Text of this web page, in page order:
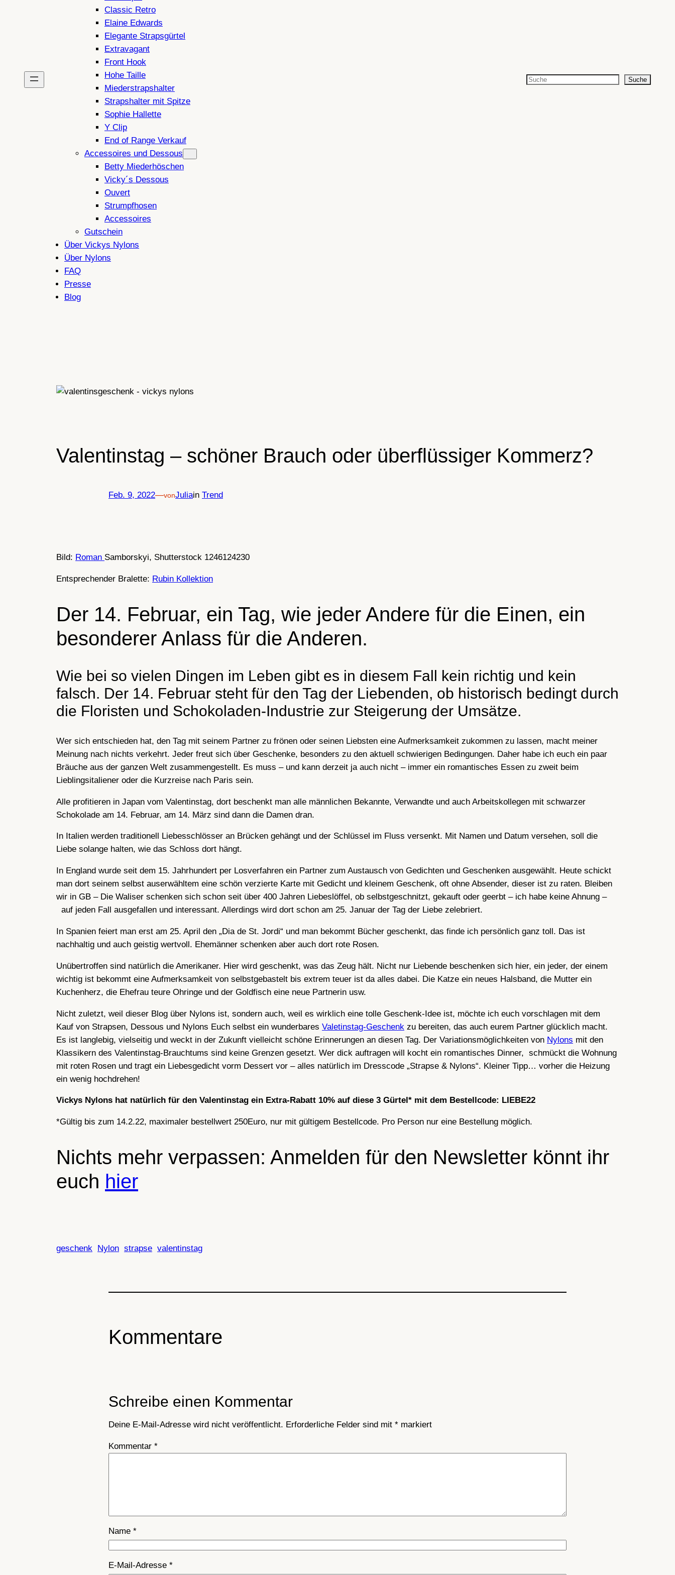
Classic Retro
Elaine Edwards
Elegante Strapsgürtel
Extravagant
Front Hook
Hohe Taille
Miederstrapshalter
Strapshalter mit Spitze
Sophie Hallette
Y Clip
End of Range Verkauf
Accessoires und Dessous
Betty Miederhöschen
Vicky´s Dessous
Ouvert
Strumpfhosen
Accessoires
Gutschein
Über Vickys Nylons
Über Nylons
FAQ
Presse
Blog
Suchen Suche
Valentinstag – schöner Brauch oder überflüssiger Kommerz?
Feb. 9, 2022—vonJuliain Trend
Bild: Roman Samborskyi, Shutterstock 1246124230
Entsprechender Bralette: Rubin Kollektion
Der 14. Februar, ein Tag, wie jeder Andere für die Einen, ein
besonderer Anlass für die Anderen.
Wie bei so vielen Dingen im Leben gibt es in diesem Fall kein richtig und kein
falsch. Der 14. Februar steht für den Tag der Liebenden, ob historisch bedingt durch
die Floristen und Schokoladen-Industrie zur Steigerung der Umsätze.
Wer sich entschieden hat, den Tag mit seinem Partner zu frönen oder seinen Liebsten eine Aufmerksamkeit zukommen zu lassen, macht meiner
Meinung nach nichts verkehrt. Jeder freut sich über Geschenke, besonders zu den aktuell schwierigen Bedingungen. Daher habe ich euch ein paar
Bräuche aus der ganzen Welt zusammengestellt. Es muss – und kann derzeit ja auch nicht – immer ein romantisches Essen zu zweit beim
Lieblingsitaliener oder die Kurzreise nach Paris sein.
Alle profitieren in Japan vom Valentinstag, dort beschenkt man alle männlichen Bekannte, Verwandte und auch Arbeitskollegen mit schwarzer
Schokolade am 14. Februar, am 14. März sind dann die Damen dran.
In Italien werden traditionell Liebesschlösser an Brücken gehängt und der Schlüssel im Fluss versenkt. Mit Namen und Datum versehen, soll die
Liebe solange halten, wie das Schloss dort hängt.
In England wurde seit dem 15. Jahrhundert per Losverfahren ein Partner zum Austausch von Gedichten und Geschenken ausgewählt. Heute schickt
man dort seinem selbst auserwähltem eine schön verzierte Karte mit Gedicht und kleinem Geschenk, oft ohne Absender, dieser ist zu raten. Bleiben
wir in GB – Die Waliser schenken sich schon seit über 400 Jahren Liebeslöffel, ob selbstgeschnitzt, gekauft oder geerbt – ich habe keine Ahnung –
auf jeden Fall ausgefallen und interessant. Allerdings wird dort schon am 25. Januar der Tag der Liebe zelebriert.
In Spanien feiert man erst am 25. April den „Dia de St. Jordi“ und man bekommt Bücher geschenkt, das finde ich persönlich ganz toll. Das ist
nachhaltig und auch geistig wertvoll. Ehemänner schenken aber auch dort rote Rosen.
Unübertroffen sind natürlich die Amerikaner. Hier wird geschenkt, was das Zeug hält. Nicht nur Liebende beschenken sich hier, ein jeder, der einem
wichtig ist bekommt eine Aufmerksamkeit von selbstgebastelt bis extrem teuer ist da alles dabei. Die Katze ein neues Halsband, die Mutter ein
Kuchenherz, die Ehefrau teure Ohringe und der Goldfisch eine neue Partnerin usw.
Nicht zuletzt, weil dieser Blog über Nylons ist, sondern auch, weil es wirklich eine tolle Geschenk-Idee ist, möchte ich euch vorschlagen mit dem
Kauf von Strapsen, Dessous und Nylons Euch selbst ein wunderbares Valetinstag-Geschenk zu bereiten, das auch eurem Partner glücklich macht.
Es ist langlebig, vielseitig und weckt in der Zukunft vielleicht schöne Erinnerungen an diesen Tag. Der Variationsmöglichkeiten von Nylons mit den
Klassikern des Valentinstag-Brauchtums sind keine Grenzen gesetzt. Wer dick auftragen will kocht ein romantisches Dinner, schmückt die Wohnung
mit roten Rosen und tragt ein Liebesgedicht vorm Dessert vor – alles natürlich im Dresscode „Strapse & Nylons“. Kleiner Tipp… vorher die Heizung
ein wenig hochdrehen!
Vickys Nylons hat natürlich für den Valentinstag ein Extra-Rabatt 10% auf diese 3 Gürtel* mit dem Bestellcode: LIEBE22
*Gültig bis zum 14.2.22, maximaler bestellwert 250Euro, nur mit gültigem Bestellcode. Pro Person nur eine Bestellung möglich.
Nichts mehr verpassen: Anmelden für den Newsletter könnt ihr
euch hier
geschenk Nylon strapse valentinstag
Kommentare
Schreibe einen Kommentar
Deine E-Mail-Adresse wird nicht veröffentlicht. Erforderliche Felder sind mit * markiert
Kommentar *
Name *
E-Mail-Adresse *